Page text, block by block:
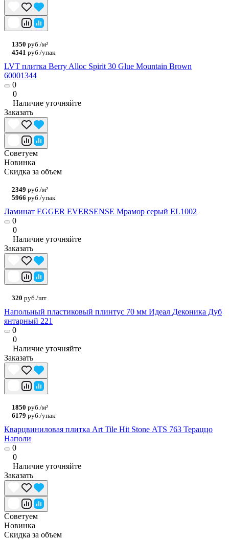
1350 руб./м²
4541 руб./упак
LVT плитка Berry Alloc Spirit 30 Glue Mountain Brown
60001344
0
0
Наличие уточняйте
Заказать
Советуем
Новинка
Скидка за объем
2349 руб./м²
5966 руб./упак
Ламинат EGGER EVERSENSE Мрамор серый EL1002
0
0
Наличие уточняйте
Заказать
320 руб./шт
Напольный пластиковый плинтус 70 мм Идеал Деконика Дуб
янтарный 221
0
0
Наличие уточняйте
Заказать
1850 руб./м²
6179 руб./упак
Кварцвиниловая плитка Art Tile Hit Stone АТS 763 Тераццо
Наполи
0
0
Наличие уточняйте
Заказать
Советуем
Новинка
Скидка за объем